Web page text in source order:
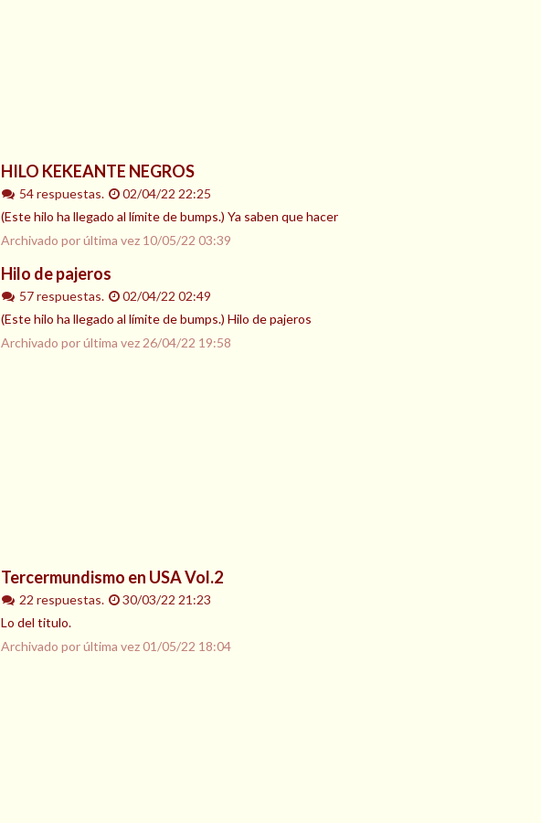
HILO KEKEANTE NEGROS
54 respuestas.
02/04/22 22:25
(Este hilo ha llegado al límite de bumps.) Ya saben que hacer
Archivado por última vez 10/05/22 03:39
Hilo de pajeros
57 respuestas.
02/04/22 02:49
(Este hilo ha llegado al límite de bumps.) Hilo de pajeros
Archivado por última vez 26/04/22 19:58
Tercermundismo en USA Vol.2
22 respuestas.
30/03/22 21:23
Lo del titulo.
Archivado por última vez01/05/22 18:04